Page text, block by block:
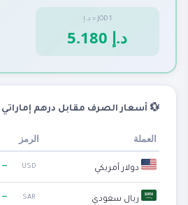
1
JOD
= د.إ
5.180 د.إ
💱 أسعار الصرف مقابل درهم إماراتي
العملة الرمز
دولار أمريكي USD
—
ريال سعودي SAR
—